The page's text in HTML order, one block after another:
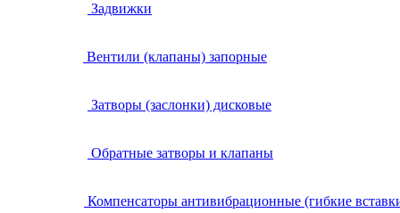
Задвижки
Вентили (клапаны) запорные
Затворы (заслонки) дисковые
Обратные затворы и клапаны
Компенсаторы антивибрационные (гибкие